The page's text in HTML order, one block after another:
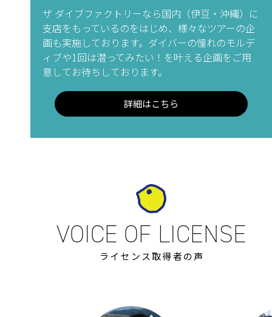
ザ ダイブファクトリーなら国内（伊豆・沖縄）に
支店をもっているのをはじめ、様々なツアーの企
画も実施しております。ダイバーの憧れのモルデ
ィブや1回は潜ってみたい！を叶える企画をご用
意してお待ちしております。
詳細はこちら
ライセンス取得者の声